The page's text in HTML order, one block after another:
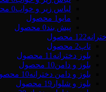
لباس زیر و خواب0 محصول
مایو 1 محصول
پیش بند0 محصول
122 محصول
تاپ2 محصول
بلوز دخترانه 11 محصول
بلوز و دامن10 محصول
بلوز و دامن دخترانه10 محصول
بلوز و شلوار 19 محصول